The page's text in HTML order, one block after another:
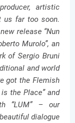
artistic
us far too soon.
release “Nun
Murolo”, an
of Sergio Bruni
and world
got the Flemish
the Place” and
“LUM” – our
dialogue